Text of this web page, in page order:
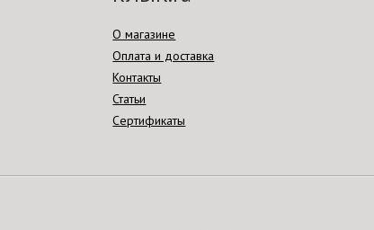
О магазине
Оплата и доставка
Контакты
Статьи
Сертификаты